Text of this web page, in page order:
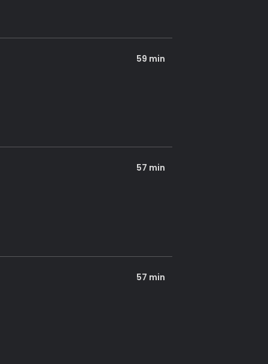
59 min
57 min
57 min